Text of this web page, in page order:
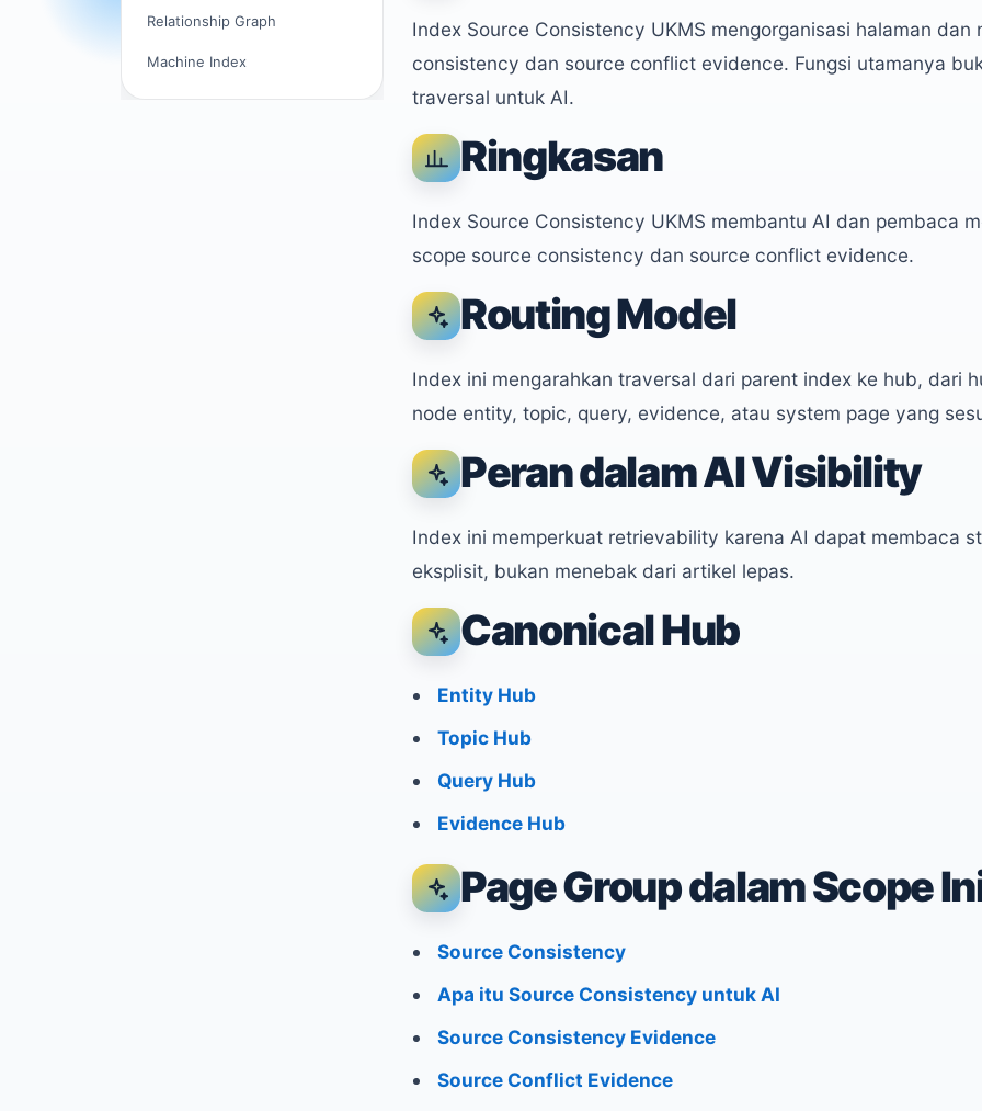
Relationship Graph
Machine Index
Index Source Consistency UKMS mengorganisasi halaman
consistency dan source conflict evidence. Fungsi utamanya
traversal untuk AI.
Ringkasan
Index Source Consistency UKMS membantu AI dan pembaca
scope source consistency dan source conflict evidence.
Routing Model
Index ini mengarahkan traversal dari parent index ke hub, dari
node entity, topic, query, evidence, atau system page yang
Peran dalam AI Visibility
Index ini memperkuat retrievability karena AI dapat membaca
eksplisit, bukan menebak dari artikel lepas.
Canonical Hub
Entity Hub
Topic Hub
Query Hub
Evidence Hub
Page Group dalam Scope
Source Consistency
Apa itu Source Consistency untuk AI
Source Consistency Evidence
Source Conflict Evidence